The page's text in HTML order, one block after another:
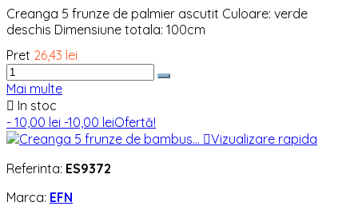
Creanga 5 frunze de palmier ascutit Culoare: verde
deschis Dimensiune totala: 100cm
Pret 26,43 lei
Mai multe
 In stoc
- 10,00 lei -10,00 leiOfertă!
Vizualizare rapida
Referinta: ES9372
Marca: EFN